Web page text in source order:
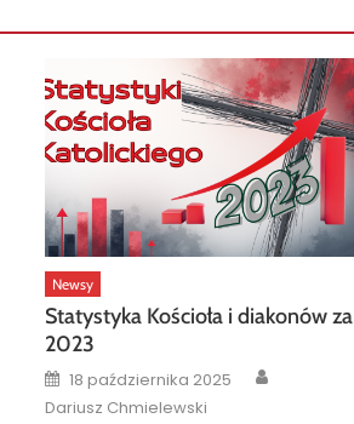
Newsy
Statystyka Kościoła i diakonów za
2023
Posted
on
18 października 2025
Dariusz Chmielewski